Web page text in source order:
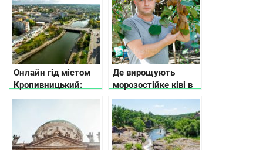
Онлайн гід містом
Кропивницький:
куди піти та що
Де вирощують
морозостійке ківі в
Україні